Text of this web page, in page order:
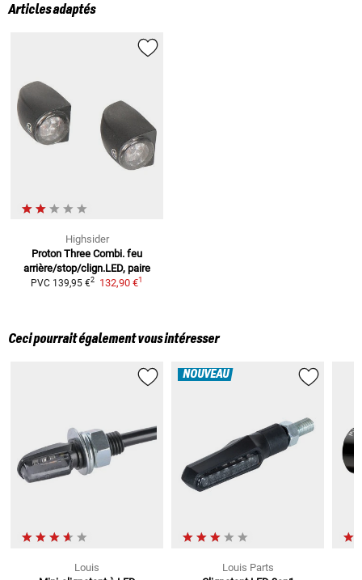
Articles adaptés
Highsider
Proton Three Combi. feu
arrière/stop/clign.LED, paire
PVC 139,95 €2 132,90 €1
Ceci pourrait également vous intéresser
Louis
NOUVEAU
Louis Parts